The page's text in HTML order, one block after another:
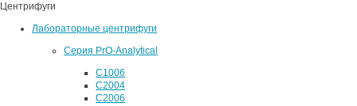
Центрифуги
Лабораторные центрифуги
Серия PrO-Analytical
C1006
C2004
C2006